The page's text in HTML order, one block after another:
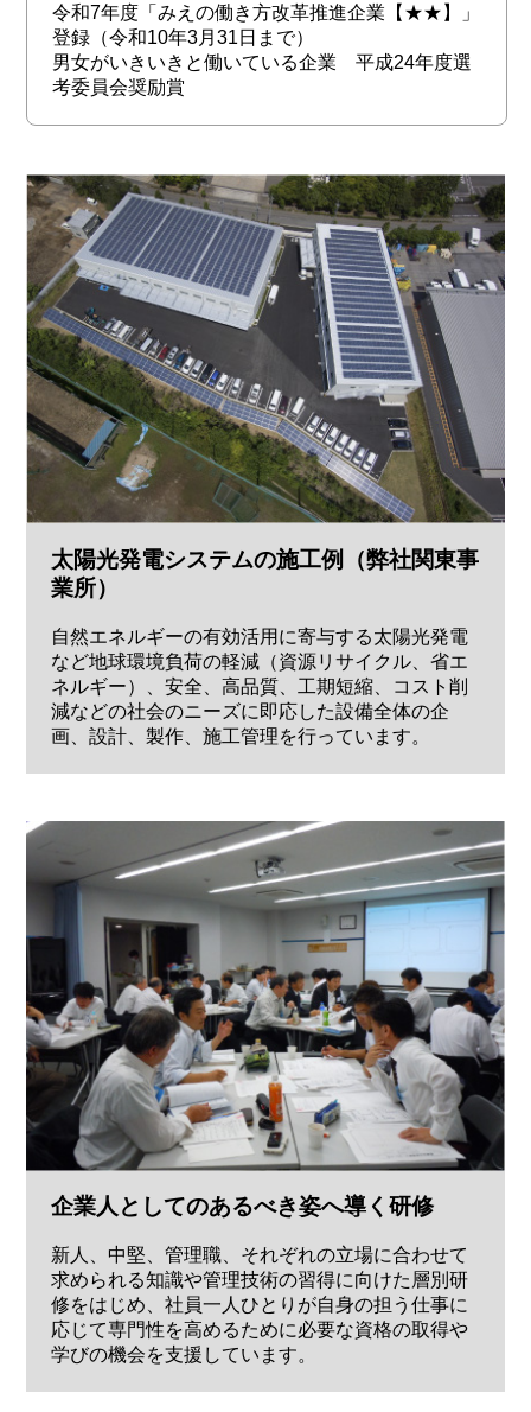
令和7年度「みえの働き方改革推進企業【★★】」
登録（令和10年3月31日まで）
男女がいきいきと働いている企業 平成24年度選
考委員会奨励賞
太陽光発電システムの施工例（弊社関東事
業所）
自然エネルギーの有効活用に寄与する太陽光発電
など地球環境負荷の軽減（資源リサイクル、省エ
ネルギー）、安全、高品質、工期短縮、コスト削
減などの社会のニーズに即応した設備全体の企
画、設計、製作、施工管理を行っています。
企業人としてのあるべき姿へ導く研修
新人、中堅、管理職、それぞれの立場に合わせて
求められる知識や管理技術の習得に向けた層別研
修をはじめ、社員一人ひとりが自身の担う仕事に
応じて専門性を高めるために必要な資格の取得や
学びの機会を支援しています。